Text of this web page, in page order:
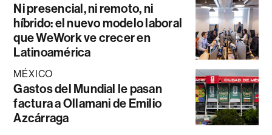
Ni presencial, ni remoto, ni
híbrido: el nuevo modelo laboral
que WeWork ve crecer en
Latinoamérica
MÉXICO
Gastos del Mundial le pasan
factura a Ollamani de Emilio
Azcárraga